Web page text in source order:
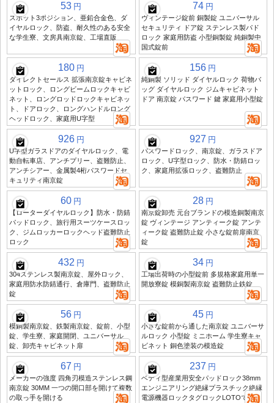
53 円
スポット3ポジション、亜鉛合金色、ダ
イヤルロック、防盗、耐久性のある安全
な学生寮、文房具南京錠、工場直販
74 円
ヴィンテージ錠前 銅製錠 ユニバーサル
セキュリティ ドア錠 ステンレス製パド
ロック 家庭用防盗 小型銅製錠 純銅製中
国式錠前
180 円
ダイレクトセールス 拡張南京錠キャビネ
ットロック、ロングビームロックキャビ
ネット、ロングロッドロックキャビネッ
ト、ドアロック、ロングハンドルロング
ヘッドロック、家庭用U字型
156 円
純銅製 ソリッド ダイヤルロック 荷物バ
ッグ ダイヤルロック ジムキャビネット
ドア 南京錠 パスワード 鍵 家庭用小型錠
926 円
U字型ガラスドアのダイヤルロック、電
動自転車店、アンチプリー、盗難防止、
アンチシアー、金属製4桁パスワードセ
キュリティ南京錠
927 円
パスワードロック、南京錠、ガラスドア
ロック、U字型ロック、防水・防錆ロッ
ク、家庭用拡張ロック、盗難防止
60 円
【ローターダイヤルロック】防水・防錆
パッドロック、旅行用スーツケースロッ
ク、ジムロッカーロックヘッド盗難防止
ロック
28 円
南京錠卸売 元台ブランドの模造銅製南京
錠 ヴィンテージ アンティーク錠 アンテ
ィーク錠 盗難防止錠 小さな錠前扉南京
錠
432 円
304ステンレス製南京錠、屋外ロック、
家庭用防水防錆通行、倉庫門、盗難防止
錠
34 円
工場出荷時の小型錠前 多規格家庭用単一
開放寮錠 模銅製南京錠 盗難防止鉄錠
56 円
模銅製南京錠、鉄製南京錠、錠前、小型
錠、学生寮、家庭開閉、ユニバーサル
錠、卸売キャビネット扉
45 円
小さな錠前から通した南京錠 ユニバーサ
ルロック 小型錠 ミニホーム 学生寮キャ
ビネット 銅色塗装の模造錠
67 円
メーカーの強度 四角刃模造ステンレス鋼
南京錠 30MM 一つの開口部を開けて複数
の取っ手を開ける
237 円
ベディ型産業用安全パッドロック38mm
エンジニアリング絶縁プラスチック絶縁
電源機器ロックタグロックLOTOです